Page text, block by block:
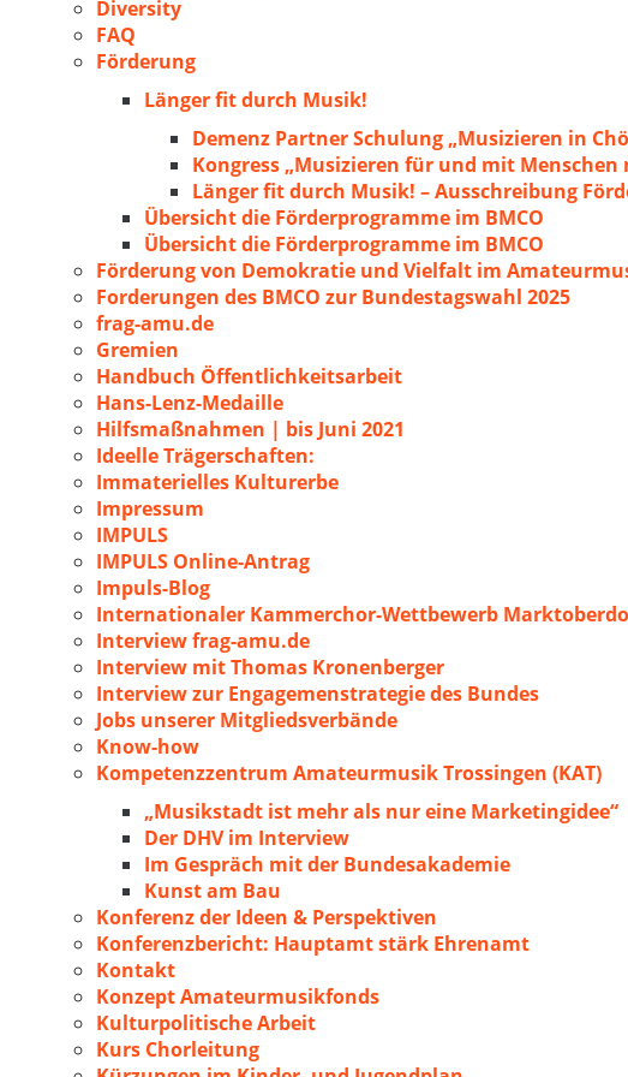
Diversity
FAQ
Förderung
Länger fit durch Musik!
Demenz Partner Schulung „Musizieren in
Kongress „Musizieren für und mit Menschen
Länger fit durch Musik! – Ausschreibung
Übersicht die Förderprogramme im BMCO
Übersicht die Förderprogramme im BMCO
Förderung von Demokratie und Vielfalt im
Forderungen des BMCO zur Bundestagswahl 2025
frag-amu.de
Gremien
Handbuch Öffentlichkeitsarbeit
Hans-Lenz-Medaille
Hilfsmaßnahmen | bis Juni 2021
Ideelle Trägerschaften:
Immaterielles Kulturerbe
Impressum
IMPULS
IMPULS Online-Antrag
Impuls-Blog
Internationaler Kammerchor-Wettbewerb
Interview frag-amu.de
Interview mit Thomas Kronenberger
Interview zur Engagemenstrategie des Bundes
Jobs unserer Mitgliedsverbände
Know-how
Kompetenzzentrum Amateurmusik Trossingen (KAT)
„Musikstadt ist mehr als nur eine Marketingidee“
Der DHV im Interview
Im Gespräch mit der Bundesakademie
Kunst am Bau
Konferenz der Ideen & Perspektiven
Konferenzbericht: Hauptamt stärk Ehrenamt
Kontakt
Konzept Amateurmusikfonds
Kulturpolitische Arbeit
Kurs Chorleitung